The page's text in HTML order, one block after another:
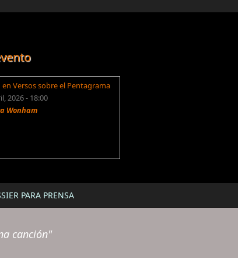
Versos sobre el Pentagrama
2026 - 18:00
Wonham
PARA PRENSA
canción"